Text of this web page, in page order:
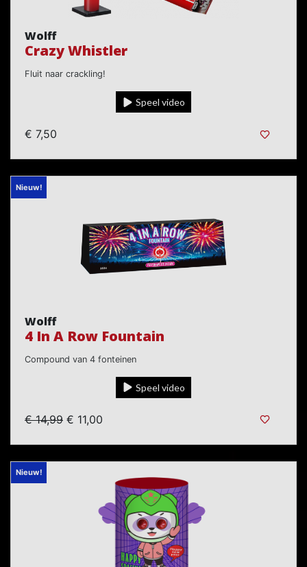
Wolff
Crazy Whistler
Fluit naar crackling!
Speel video
€ 7,50
Nieuw!
Wolff
4 In A Row Fountain
Compound van 4 fonteinen
Speel video
€ 14,99 € 11,00
Nieuw!